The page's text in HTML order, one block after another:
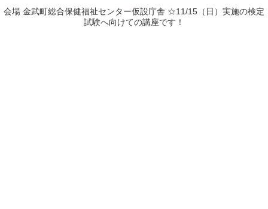
会場 金武町総合保健福祉センター仮設庁舎 ☆11/15（日）実施の検定
試験へ向けての講座です！